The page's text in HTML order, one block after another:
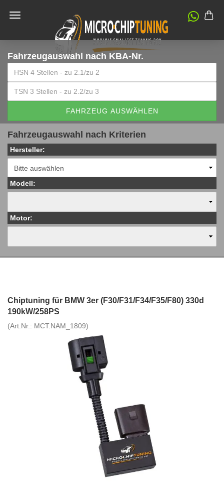
Fahrzeugauswahl nach KBA-Nr.
FAHRZEUG AUSWÄHLEN
Fahrzeugauswahl nach Kriterien
Hersteller:
Modell:
Motor:
Chiptuning für BMW 3er (F30/F31/F34/F35/F80) 330d
190kW/258PS
(Art.Nr.: MCT.NAM_1809)